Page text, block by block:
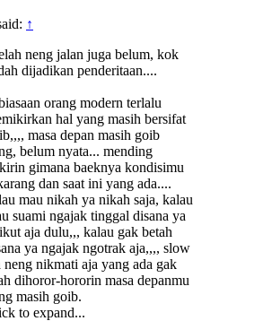
↑
neng jalan juga belum, kok
dijadikan penderitaan....
orang modern terlalu
hal yang masih bersifat
masa depan masih goib
belum nyata... mending
gimana baeknya kondisimu
dan saat ini yang ada....
mau nikah ya nikah saja, kalau
suami ngajak tinggal disana ya
aja dulu,,, kalau gak betah
ya ngajak ngotrak aja,,,, slow
neng nikmati aja yang ada gak
dihoror-hororin masa depanmu
masih goib.
to expand...